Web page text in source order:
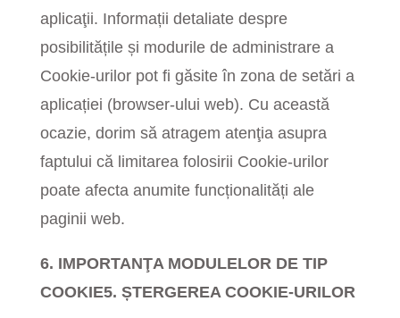
aplicaţii. Informații detaliate despre
posibilitățile și modurile de administrare a
Cookie-urilor pot fi găsite în zona de setări a
aplicației (browser-ului web). Cu această
ocazie, dorim să atragem atenţia asupra
faptului că limitarea folosirii Cookie-urilor
poate afecta anumite funcționalități ale
paginii web.
6. IMPORTANŢA MODULELOR DE TIP
COOKIE5. ȘTERGEREA COOKIE-URILOR